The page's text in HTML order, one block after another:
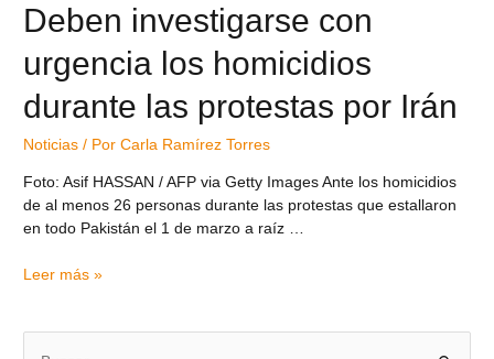
Deben investigarse con
urgencia los homicidios
durante las protestas por Irán
Noticias / PorCarla Ramírez Torres
Foto: Asif HASSAN / AFP via Getty Images Ante los homicidios
de al menos 26 personas durante las protestas que estallaron
en todo Pakistán el 1 de marzo a raíz …
Leer más »